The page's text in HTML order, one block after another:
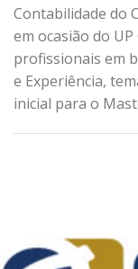
Contabilidade do
em ocasião do
profissionais em
e Experiência,
inicial para o